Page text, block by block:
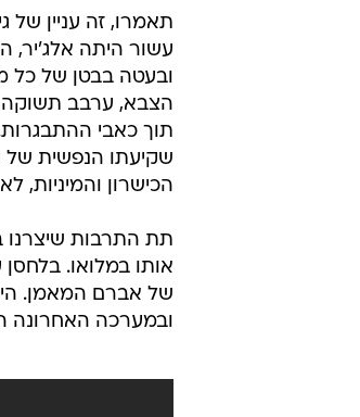
עשור היתה אלג'יר,
ובעטה בבטן של כל
הצבא, ערבב תשוקה
תוך כאבי
שקיעתו הנפשית של
הכישרון והמיניות,
תת התרבות שיצרנו
אותו במלואו.
של אברם המאמן.
ובמערכה האחרונה